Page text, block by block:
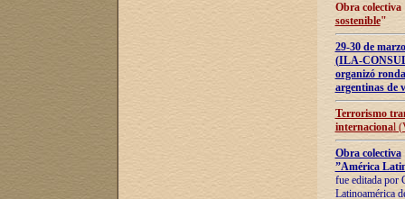
Obra
sostenible"
29-30 de
(ILA-
organizó
argentinas de
Terrorismo
internacional
Obra colectiva
”América
fue editada por
Latinoamérica